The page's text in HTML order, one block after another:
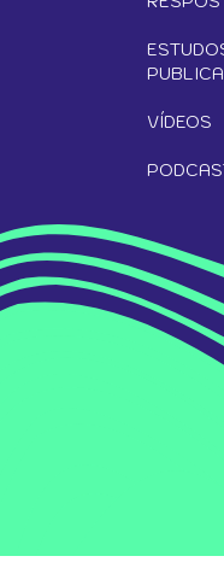
VÍDEOS